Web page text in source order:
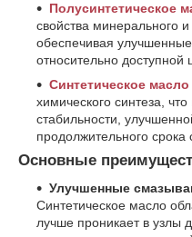
Полусинтетическое
свойства минерального
обеспечивая
относительно доступной
Синтетическое масло
химического синтеза,
стабильности,
продолжительного срока
Основные
Улучшенные
Синтетическое масло
лучше проникает в узлы